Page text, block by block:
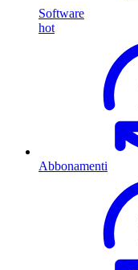
Software
hot
Abbonamenti